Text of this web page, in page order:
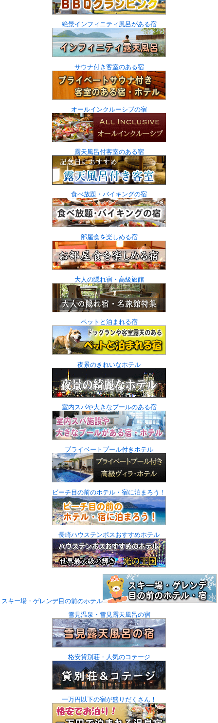
絶景インフィニティ風呂がある宿
サウナ付き客室のある宿
オールインクルーシブの宿
露天風呂付客室のある宿
食べ放題・バイキングの宿
部屋食を楽しめる宿
大人の隠れ宿・高級旅館
ペットと泊まれる宿
夜景のきれいなホテル
室内スパや大きなプールのある宿
プライベートプール付きホテル
ビーチ目の前のホテル・宿に泊まろう！
長崎ハウステンボスおすすめホテル
スキー場・ゲレンデ目の前のホテル
雪見温泉・雪見露天風呂の宿
格安貸別荘・人気のコテージ
一万円以下の宿が盛りだくさん！